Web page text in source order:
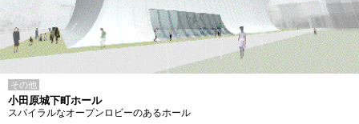
その他
小田原城下町ホール
スパイラルなオープンロビーのあるホール